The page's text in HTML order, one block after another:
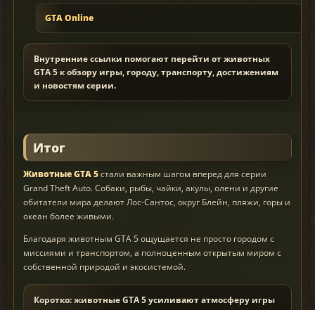
GTA Online
Внутренние ссылки помогают перейти от животных
GTA 5 к обзору игры, городу, транспорту, достижениям
и новостям серии.
Итог
Животные GTA 5стали важным шагом вперед для серии
Grand Theft Auto. Собаки, рыбы, чайки, акулы, олени и другие
обитатели мира делают Лос-Сантос, округ Блейн, пляжи, горы и
океан более живыми.
Благодаря животным GTA 5 ощущается не просто городом с
миссиями и транспортом, а полноценным открытым миром с
собственной природой и экосистемой.
Коротко: животные GTA 5 усиливают атмосферу игры